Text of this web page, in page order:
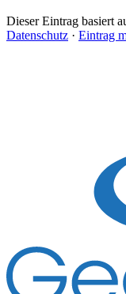
Dieser Eintrag basiert
Datenschutz · Eintrag